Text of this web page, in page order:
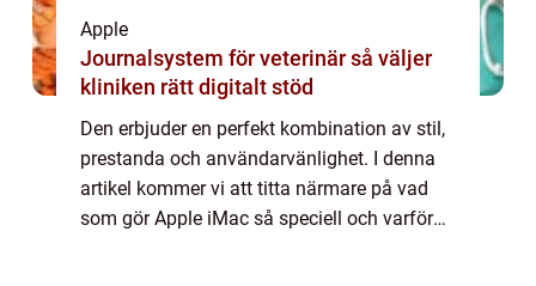
Apple
Journalsystem för veterinär så väljer
kliniken rätt digitalt stöd
Den erbjuder en perfekt kombination av stil,
prestanda och användarvänlighet. I denna
artikel kommer vi att titta närmare på vad
som gör Apple iMac så speciell och varför